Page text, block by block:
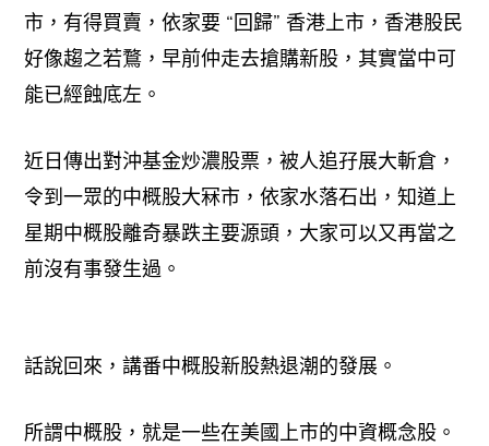
市，有得買賣，依家要 “回歸” 香港上市，香港股民
好像趨之若鶩，早前仲走去搶購新股，其實當中可
能已經蝕底左。
近日傳出對沖基金炒濃股票，被人追孖展大斬倉，
令到一眾的中概股大冧市，依家水落石出，知道上
星期中概股離奇暴跌主要源頭，大家可以又再當之
前沒有事發生過。
話說回來，講番中概股新股熱退潮的發展。
所謂中概股，就是一些在美國上市的中資概念股。